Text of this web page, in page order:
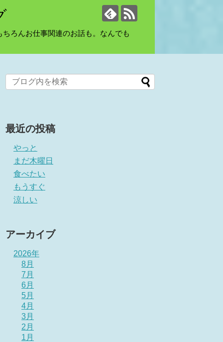
ろんお仕事関連のお話も。なんでも
最近の投稿
やっと
まだ木曜日
食べたい
もうすぐ
涼しい
アーカイブ
2026年
8月
7月
6月
5月
4月
3月
2月
1月